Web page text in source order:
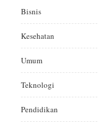
Bisnis
Kesehatan
Umum
Teknologi
Pendidikan